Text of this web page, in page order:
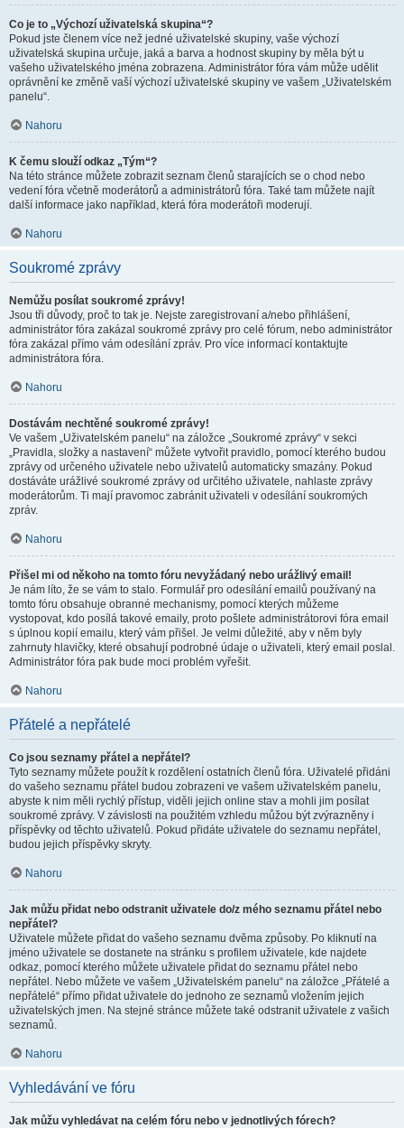
Co je to „Výchozí uživatelská skupina“?
Pokud jste členem více než jedné uživatelské skupiny, vaše výchozí
uživatelská skupina určuje, jaká a barva a hodnost skupiny by měla být u
vašeho uživatelského jména zobrazena. Administrátor fóra vám může udělit
oprávnění ke změně vaší výchozí uživatelské skupiny ve vašem „Uživatelském
panelu“.
Nahoru
K čemu slouží odkaz „Tým“?
Na této stránce můžete zobrazit seznam členů starajících se o chod nebo
vedení fóra včetně moderátorů a administrátorů fóra. Také tam můžete najít
další informace jako například, která fóra moderátoři moderují.
Nahoru
Soukromé zprávy
Nemůžu posílat soukromé zprávy!
Jsou tři důvody, proč to tak je. Nejste zaregistrovaní a/nebo přihlášení,
administrátor fóra zakázal soukromé zprávy pro celé fórum, nebo administrátor
fóra zakázal přímo vám odesílání zpráv. Pro více informací kontaktujte
administrátora fóra.
Nahoru
Dostávám nechtěné soukromé zprávy!
Ve vašem „Uživatelském panelu“ na záložce „Soukromé zprávy“ v sekci
„Pravidla, složky a nastavení“ můžete vytvořit pravidlo, pomocí kterého budou
zprávy od určeného uživatele nebo uživatelů automaticky smazány. Pokud
dostáváte urážlivé soukromé zprávy od určitého uživatele, nahlaste zprávy
moderátorům. Ti mají pravomoc zabránit uživateli v odesílání soukromých
zpráv.
Nahoru
Přišel mi od někoho na tomto fóru nevyžádaný nebo urážlivý email!
Je nám líto, že se vám to stalo. Formulář pro odesílání emailů používaný na
tomto fóru obsahuje obranné mechanismy, pomocí kterých můžeme
vystopovat, kdo posílá takové emaily, proto pošlete administrátorovi fóra email
s úplnou kopií emailu, který vám přišel. Je velmi důležité, aby v něm byly
zahrnuty hlavičky, které obsahují podrobné údaje o uživateli, který email poslal.
Administrátor fóra pak bude moci problém vyřešit.
Nahoru
Přátelé a nepřátelé
Co jsou seznamy přátel a nepřátel?
Tyto seznamy můžete použít k rozdělení ostatních členů fóra. Uživatelé přidáni
do vašeho seznamu přátel budou zobrazeni ve vašem uživatelském panelu,
abyste k nim měli rychlý přístup, viděli jejich online stav a mohli jim posílat
soukromé zprávy. V závislosti na použitém vzhledu můžou být zvýrazněny i
příspěvky od těchto uživatelů. Pokud přidáte uživatele do seznamu nepřátel,
budou jejich příspěvky skryty.
Nahoru
Jak můžu přidat nebo odstranit uživatele do/z mého seznamu přátel nebo
nepřátel?
Uživatele můžete přidat do vašeho seznamu dvěma způsoby. Po kliknutí na
jméno uživatele se dostanete na stránku s profilem uživatele, kde najdete
odkaz, pomocí kterého můžete uživatele přidat do seznamu přátel nebo
nepřátel. Nebo můžete ve vašem „Uživatelském panelu“ na záložce „Přátelé a
nepřátelé“ přímo přidat uživatele do jednoho ze seznamů vložením jejich
uživatelských jmen. Na stejné stránce můžete také odstranit uživatele z vašich
seznamů.
Nahoru
Vyhledávání ve fóru
Jak můžu vyhledávat na celém fóru nebo v jednotlivých fórech?